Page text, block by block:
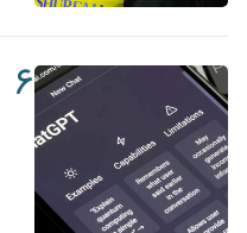
۶